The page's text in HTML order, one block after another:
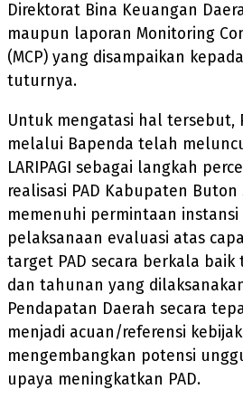
Direktorat Bina Keuangan
maupun laporan Monitoring
(MCP) yang disampaikan
tuturnya.
Untuk mengatasi hal tersebut,
melalui Bapenda telah
LARIPAGI sebagai langkah
realisasi PAD Kabupaten
memenuhi permintaan
pelaksanaan evaluasi atas
target PAD secara berkala
dan tahunan yang
Pendapatan Daerah secara
menjadi acuan/referensi
mengembangkan potensi
upaya meningkatkan PAD.